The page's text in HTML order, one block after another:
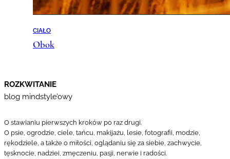
CIAŁO
Obok
ROZKWITANIE
blog mindstyle’owy
O stawianiu pierwszych kroków po raz drugi.
O psie, ogrodzie, ciele, tańcu, makijażu, lesie, fotografii, modzie,
rękodziele, a także o miłości, oglądaniu się za siebie, zachwycie,
tęsknocie, nadziei, zmęczeniu, pasji, nerwie i radości.